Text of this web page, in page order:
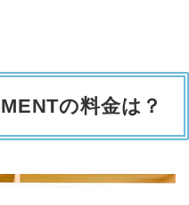
の料金は？